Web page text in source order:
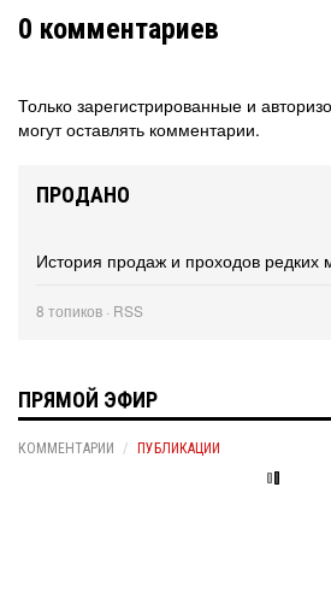
0 комментариев
Только зарегистрированные и
могут оставлять комментарии.
ПРОДАНО
История продаж и проходов редких
8 топиков · RSS
ПРЯМОЙ ЭФИР
КОММЕНТАРИИ ПУБЛИКАЦИИ